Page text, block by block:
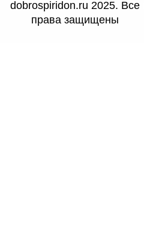
dobrospiridon.ru 2025. Все
права защищены